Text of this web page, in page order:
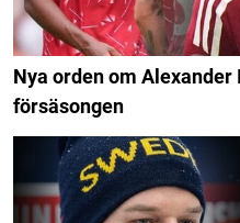
Nya orden om
försäsongen